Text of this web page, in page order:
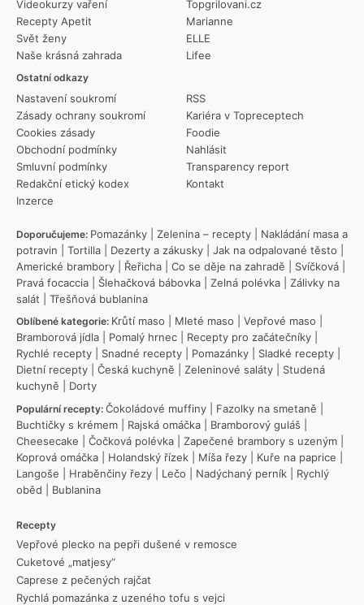
Videokurzy vaření
Recepty Apetit
Svět ženy
Naše krásná zahrada
Ostatní odkazy
Nastavení soukromí
Zásady ochrany soukromí
Cookies zásady
Obchodní podmínky
Smluvní podmínky
Redakční etický kodex
Inzerce
RSS
Kariéra v Topreceptech
Foodie
Nahlásit
Transparency report
Kontakt
Topgrilovani.cz
Marianne
ELLE
Lifee
Doporučujeme: Pomazánky Zelenina – recepty
Nakládání masa a
potravin
Tortilla Dezerty a zákusky Jak na odpalované těsto
Americké brambory
Řeřicha Co se děje na zahradě Svíčková
Pravá focaccia
Šlehačková bábovka Zelná polévka
Zálivky na
salát
Třešňová bublanina
Oblíbené kategorie: Krůtí maso Mleté maso Vepřové maso
Bramborová jídla
Pomalý hrnec Recepty pro začátečníky
Rychlé recepty
Snadné recepty Pomazánky Sladké recepty
Dietní recepty
Česká kuchyně Zeleninové saláty
Studená
kuchyně
Dorty
Populární recepty: Čokoládové muffiny Fazolky na smetaně
Buchtičky s krémem
Rajská omáčka Bramborový guláš
Cheesecake
Čočková polévka Zapečené brambory s uzeným
Koprová omáčka
Holandský řízek Míša řezy Kuře na paprice
Langoše
Hraběnčiny řezy Lečo Nadýchaný perník
Rychlý
oběd
Bublanina
Recepty
Vepřové plecko na pepři dušené v remosce
Cuketové „matjesy“
Caprese z pečených rajčat
Rychlá pomazánka z uzeného tofu s vejci